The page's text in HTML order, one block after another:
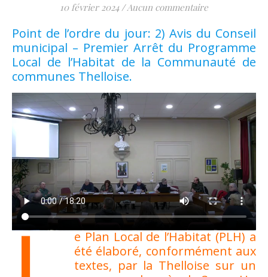
10 février 2024 / Aucun commentaire
Point de l’ordre du jour: 2) Avis du Conseil
municipal – Premier Arrêt du Programme
Local de l’Habitat de la Communauté de
communes Thelloise.
e Plan Local de l’Habitat (PLH) a
été élaboré, conformément aux
textes, par la Thelloise sur un